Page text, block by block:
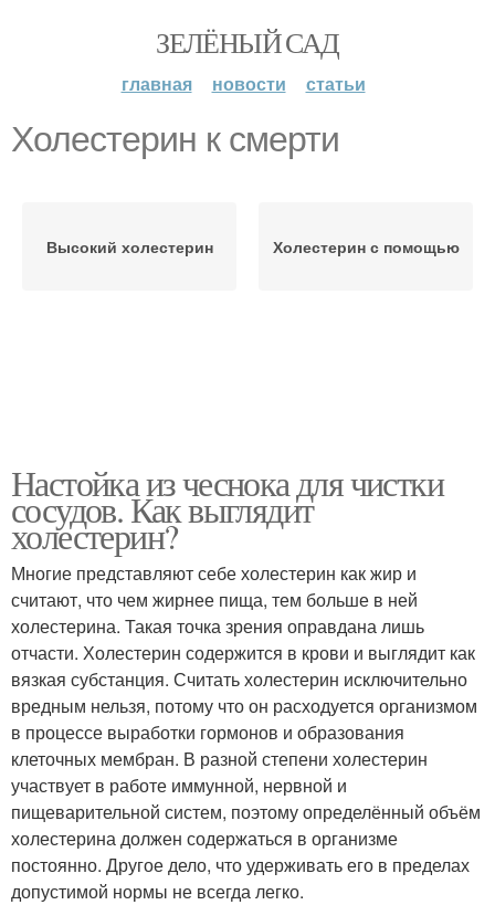
ЗЕЛЁНЫЙ САД
главная новости статьи
Холестерин к смерти
Высокий холестерин Холестерин с помощью
Настойка из чеснока для чистки
сосудов. Как выглядит
холестерин?
Многие представляют себе холестерин как жир и
считают, что чем жирнее пища, тем больше в ней
холестерина. Такая точка зрения оправдана лишь
отчасти. Холестерин содержится в крови и выглядит как
вязкая субстанция. Считать холестерин исключительно
вредным нельзя, потому что он расходуется организмом
в процессе выработки гормонов и образования
клеточных мембран. В разной степени холестерин
участвует в работе иммунной, нервной и
пищеварительной систем, поэтому определённый объём
холестерина должен содержаться в организме
постоянно. Другое дело, что удерживать его в пределах
допустимой нормы не всегда легко.